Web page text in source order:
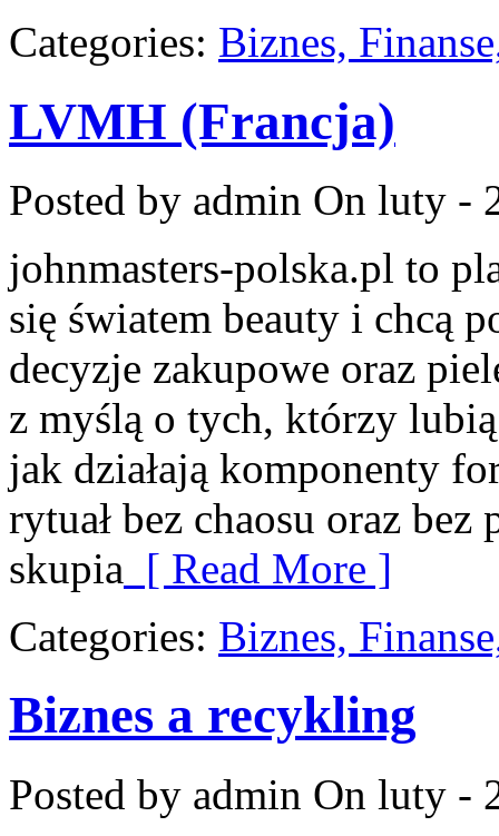
Categories: Biznes,
LVMH (Francja)
Posted by admin On luty -
johnmasters-polska.pl to
się światem beauty i chcą
decyzje zakupowe oraz
z myślą o tych, którzy
jak działają komponenty
rytuał bez chaosu oraz
skupia [ Read More ]
Categories: Biznes,
Biznes a recykling
Posted by admin On luty -